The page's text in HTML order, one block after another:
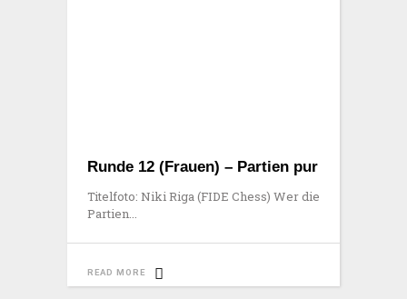
Runde 12 (Frauen) – Partien pur
Titelfoto: Niki Riga (FIDE Chess) Wer die
Partien
READ MORE